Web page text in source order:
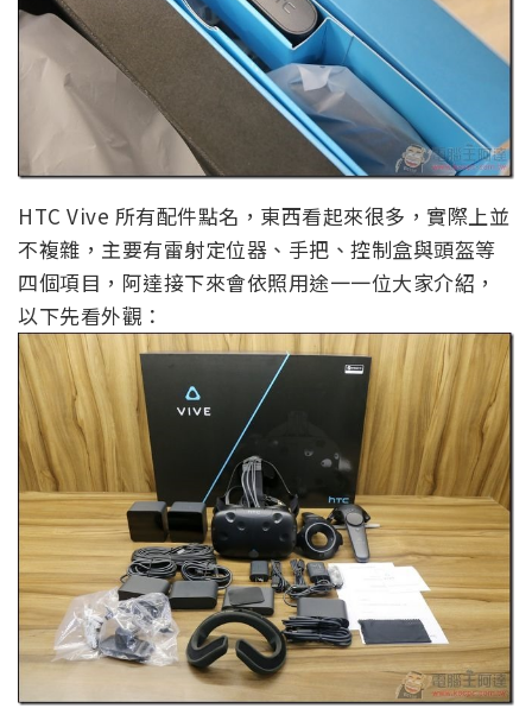
HTC Vive 所有配件點名，東西看起來很多，實際上並
不複雜，主要有雷射定位器、手把、控制盒與頭盔等
四個項目，阿達接下來會依照用途一一位大家介紹，
以下先看外觀：